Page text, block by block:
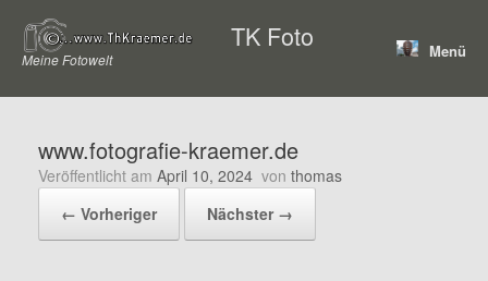
Inhalt
springen
TK Foto
Meine Fotowelt Menü
www.fotografie-kraemer.de
Veröffentlicht am April 10, 2024 von thomas
← Vorheriger
Nächster →